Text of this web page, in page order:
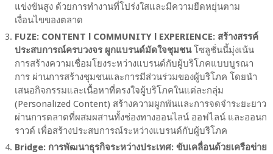
แข่งขันสูง ด้วยการทำงานที่โปร่งใสและมีความยืดหยุ่นตาม
เงื่อนไขของตลาด
FUZE: CONTENT l COMMUNITY l EXPERIENCE: สร้างสรรค์
ประสบการณ์ครบวงจร ผูกแบรนด์มัดใจชุมชนโซลูชั่นนี้มุ่งเน้น
การสร้างความเชื่อมโยงระหว่างแบรนด์กับผู้บริโภคแบบบูรณา
การ ผ่านการสร้างชุมชนและการมีส่วนร่วมของผู้บริโภค โดยนำ
เสนอกิจกรรมและเนื้อหาที่ตรงใจผู้บริโภคในแต่ละกลุ่ม
(Personalized Content) สร้างความผูกพันและการจดจำระยะยาว
ผ่านการตลาดที่ผสมผสานทั้งช่องทางออนไลน์ ออฟไลน์ และออนก
ราวด์ เพื่อสร้างประสบการณ์ระหว่างแบรนด์กับผู้บริโภค
Bridge: การพัฒนาธุรกิจระหว่างประเทศ: ขับเคลื่อนด้วยเครือข่าย